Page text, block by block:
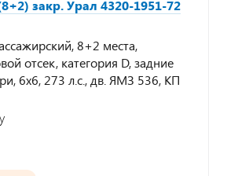
закр. Урал 4320-1951-72
8+2 места,
отсек, категория D, задние
6х6, 273 л.с., дв. ЯМЗ 536, КП